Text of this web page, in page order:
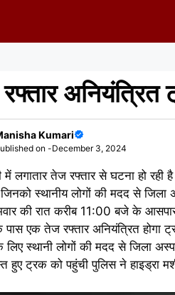
अनियंत्रित
Kumari
on -December 3, 2024
में लगातार तेज रफ्तार से घटना हो
स्थानीय लोगों की मदद से
की रात करीब 11:00 बजे के
पास एक तेज रफ्तार अनियंत्रित होगा
स्थानी लोगों की मदद से जिला
हुए ट्रक को पहुंची पुलिस ने हाइड्रा